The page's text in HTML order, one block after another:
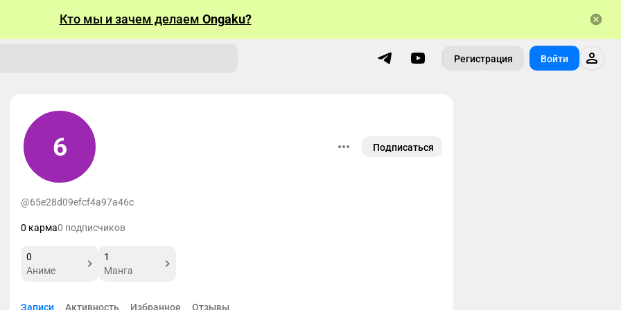
Кто мы и зачем делаем Ongaku?
Регистрация Войти
6 Подписаться
@65e28d09efcf4a97a46c
0 карма0 подписчиков
0
Аниме
1
Манга
Записи Активность Избранное Отзывы